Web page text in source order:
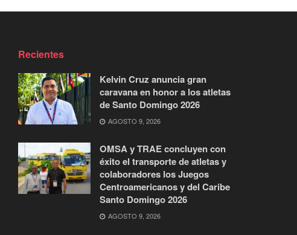
Recientes
Kelvin Cruz anuncia gran
caravana en honor a los atletas
de Santo Domingo 2026
AGOSTO 9, 2026
OMSA y TRAE concluyen con
éxito el transporte de atletas y
colaboradores los Juegos
Centroamericanos y del Caribe
Santo Domingo 2026
AGOSTO 9, 2026